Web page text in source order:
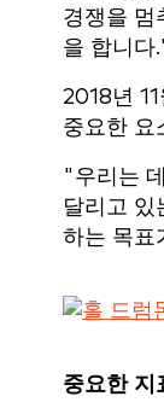
경쟁을 멈
을 합니다
2018년
중요한 요
"우리는
달리고 있
하는 목표
중요한 지